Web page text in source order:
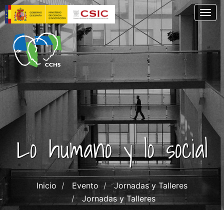
Pasar
al
contenido
principal
Lo humano y lo social
Inicio Evento
Jornadas y Talleres
Jornadas y Talleres